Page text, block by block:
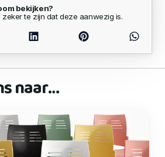
bekijken?
zeker te zijn dat deze aanwezig is.
naar…